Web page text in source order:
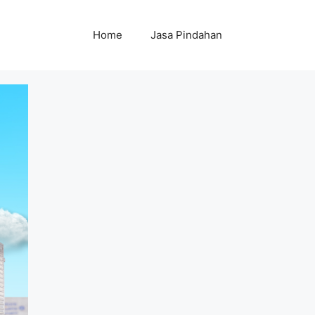
Home Jasa Pindahan